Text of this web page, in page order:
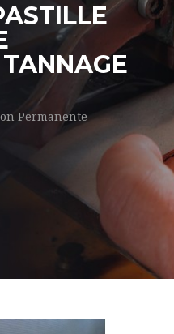
Permanente